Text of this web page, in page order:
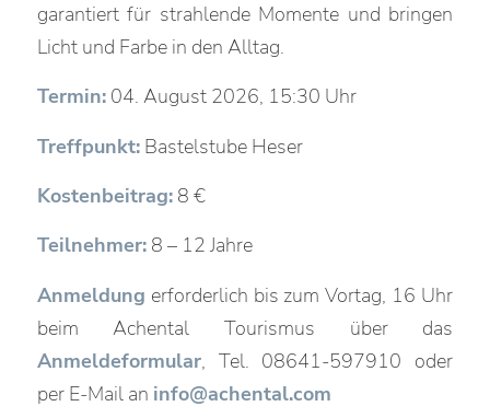
garantiert für strahlende Momente und bringen
Licht und Farbe in den Alltag.
Termin:04. August 2026, 15:30 Uhr
Treffpunkt:Bastelstube Heser
Kostenbeitrag:8 €
Teilnehmer:8 – 12 Jahre
Anmeldung erforderlich bis zum Vortag, 16 Uhr
beim Achental Tourismus über das
Anmeldeformular, Tel. 08641-597910 oder
per E-Mail an info@achental.com